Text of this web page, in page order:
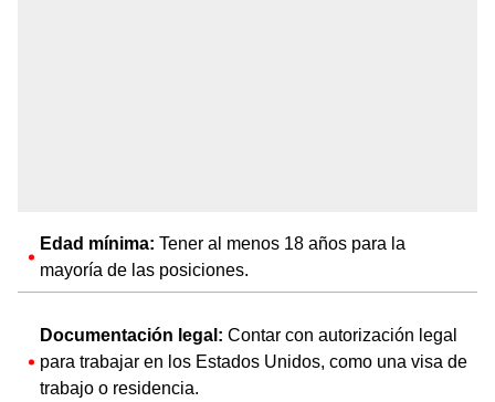
Edad mínima: Tener al menos 18 años para la
mayoría de las posiciones.
Documentación legal: Contar con autorización legal
para trabajar en los Estados Unidos, como una visa de
trabajo o residencia.